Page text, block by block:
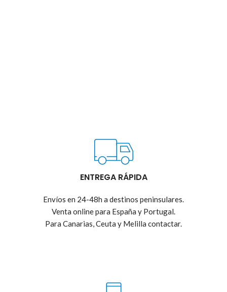
ENTREGA RÁPIDA
Envíos en 24-48h a destinos peninsulares.
Venta online para España y Portugal.
Para Canarias, Ceuta y Melilla contactar.